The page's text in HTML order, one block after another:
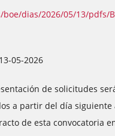
dias/2026/05/13/pdfs/
05-2026
de solicitudes
a partir del día siguiente
de esta convocatoria